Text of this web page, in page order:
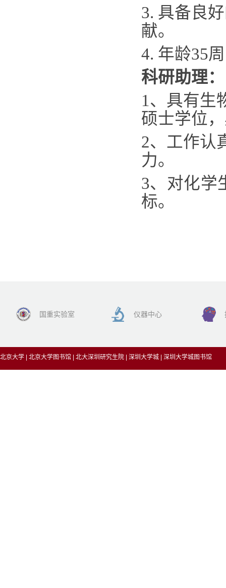
3. 具备良
献。
4. 年龄35
科研助理：
1、具有生
硕士学位
2、工作认
力。
3、对化学
标。
国重实验室 仪器中心
北京大学 北京大学图书馆 北大深圳研究生院 深圳大学城 深圳大学城图书馆